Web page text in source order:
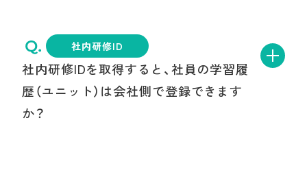
の手続きを行うためのID」の
特定機能IDには用途に応じて、次の3種類があり
ます。
社内研修ID
社内研修IDを取得すると、社員の学習履
歴（ユニット）は会社側で登録できます
か？